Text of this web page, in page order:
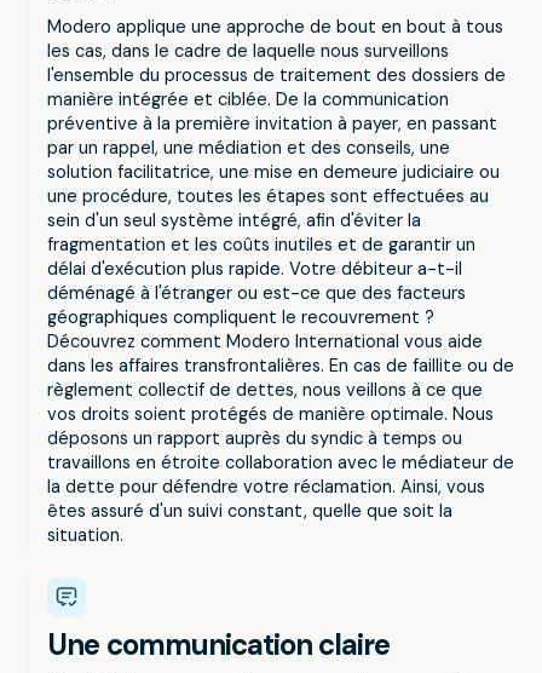
Modero applique une approche de bout en bout à tous
les cas, dans le cadre de laquelle nous surveillons
l'ensemble du processus de traitement des dossiers de
manière intégrée et ciblée. De la communication
préventive à la première invitation à payer, en passant
par un rappel, une médiation et des conseils, une
solution facilitatrice, une mise en demeure judiciaire ou
une procédure, toutes les étapes sont effectuées au
sein d'un seul système intégré, afin d'éviter la
fragmentation et les coûts inutiles et de garantir un
délai d'exécution plus rapide. Votre débiteur a-t-il
déménagé à l'étranger ou est-ce que des facteurs
géographiques compliquent le recouvrement ?
Découvrez comment Modero International vous aide
dans les affaires transfrontalières. En cas de faillite ou de
règlement collectif de dettes, nous veillons à ce que
vos droits soient protégés de manière optimale. Nous
déposons un rapport auprès du syndic à temps ou
travaillons en étroite collaboration avec le médiateur de
la dette pour défendre votre réclamation. Ainsi, vous
êtes assuré d'un suivi constant, quelle que soit la
situation.
Une communication claire